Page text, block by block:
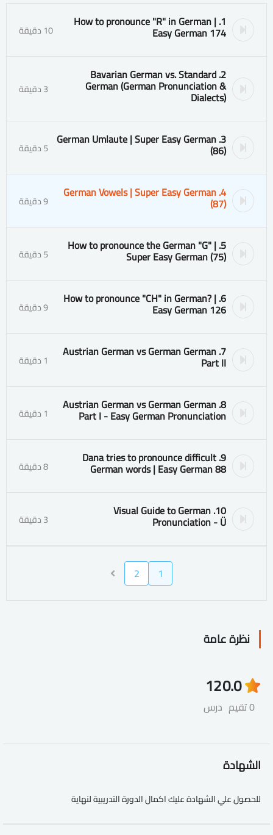
1. How to pronounce "R" in German |
Easy German 174 10 دقيقة
2. Bavarian German vs. Standard
German (German Pronunciation &
Dialects) 3 دقيقة
3. German Umlaute | Super Easy German
(86) 5 دقيقة
4. German Vowels | Super Easy German
(87) 9 دقيقة
5. How to pronounce the German "G" |
Super Easy German (75) 5 دقيقة
6. How to pronounce "CH" in German? |
Easy German 126 9 دقيقة
7. Austrian German vs German German
Part II 1 دقيقة
8. Austrian German vs German German
Part I - Easy German Pronunciation 1 دقيقة
9. Dana tries to pronounce difficult
German words | Easy German 88 8 دقيقة
10. Visual Guide to German
Pronunciation - Ü 3 دقيقة
1
2
نظرة عامة
0.0
0 تقيم
12
درس
الشهادة
للحصول علي الشهادة عليك اكمال الدورة التدريبية لنهاية